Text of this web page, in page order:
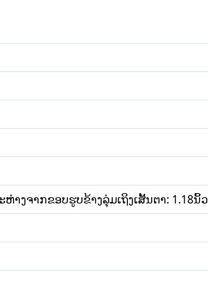
າງຈາກຂອບຮູບຂ້າງລຸ່ມເຖິງເສັ້ນຕາ: 1.18ນິ້ວ